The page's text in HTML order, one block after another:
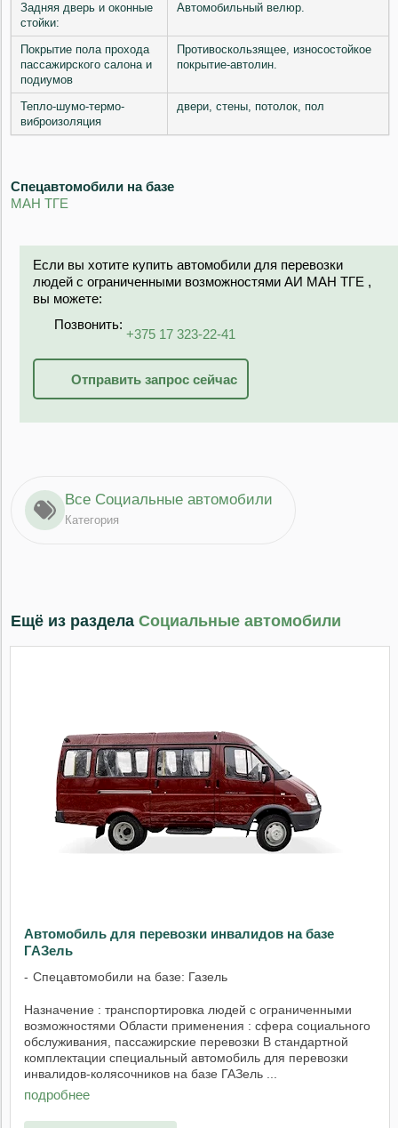
Задняя дверь и оконные
стойки:
Автомобильный велюр.
Покрытие пола прохода
пассажирского салона и
подиумов
Противоскользящее, износостойкое
покрытие-автолин.
Тепло-шумо-термо-
виброизоляция
двери, стены, потолок, пол
Спецавтомобили на базе
МАН ТГЕ
Если вы хотите купить автомобили для перевозки
людей с ограниченными возможностями АИ МАН ТГЕ ,
вы можете:
Позвонить:
+375 17 323-22-41
Отправить запрос сейчас
Все Социальные автомобили
Категория
Ещё из раздела Социальные автомобили
Автомобиль для перевозки инвалидов на базе
ГАЗель
Спецавтомобили на базе: Газель
Назначение : транспортировка людей с ограниченными
возможностями Области применения : сфера социального
обслуживания, пассажирские перевозки В стандартной
комплектации специальный автомобиль для перевозки
инвалидов-колясочников на базе ГАЗель ...
подробнее